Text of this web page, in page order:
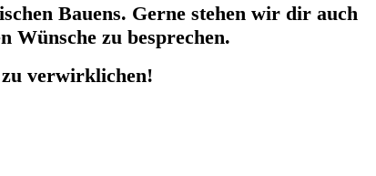
Bauens. Gerne stehen wir dir auch
Wünsche zu besprechen.
verwirklichen!